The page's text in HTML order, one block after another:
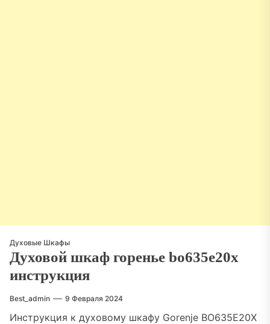
Духовые Шкафы
Духовой шкаф горенье bo635e20x
инструкция
Best_admin 9 Февраля 2024
Инструкция к духовому шкафу Gorenje BO635E20X